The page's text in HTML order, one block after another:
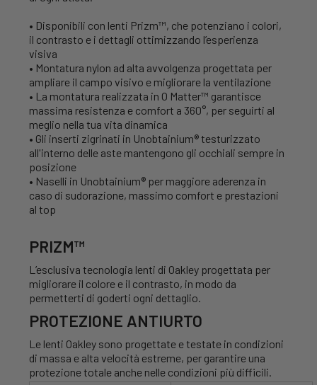
• Disponibili con lenti Prizm™, che potenziano i colori,
il contrasto e i dettagli ottimizzando l’esperienza
visiva
• Montatura nylon ad alta avvolgenza progettata per
ampliare il campo visivo e migliorare la ventilazione
• La montatura realizzata in O Matter™ garantisce
massima resistenza e comfort a 360°, per seguirti al
meglio nella tua vita dinamica
• Gli inserti zigrinati in Unobtainium® testurizzato
all'interno delle aste mantengono gli occhiali sempre in
posizione
• Naselli in Unobtainium® per maggiore aderenza in
caso di sudorazione, massimo comfort e prestazioni
al top
PRIZM™
L’esclusiva tecnologia lenti di Oakley progettata per
migliorare il colore e il contrasto, in modo da
permetterti di goderti ogni dettaglio.
PROTEZIONE ANTIURTO
Le lenti Oakley sono progettate e testate in condizioni
di massa e alta velocità estreme, per garantire una
protezione totale anche nelle condizioni più difficili.